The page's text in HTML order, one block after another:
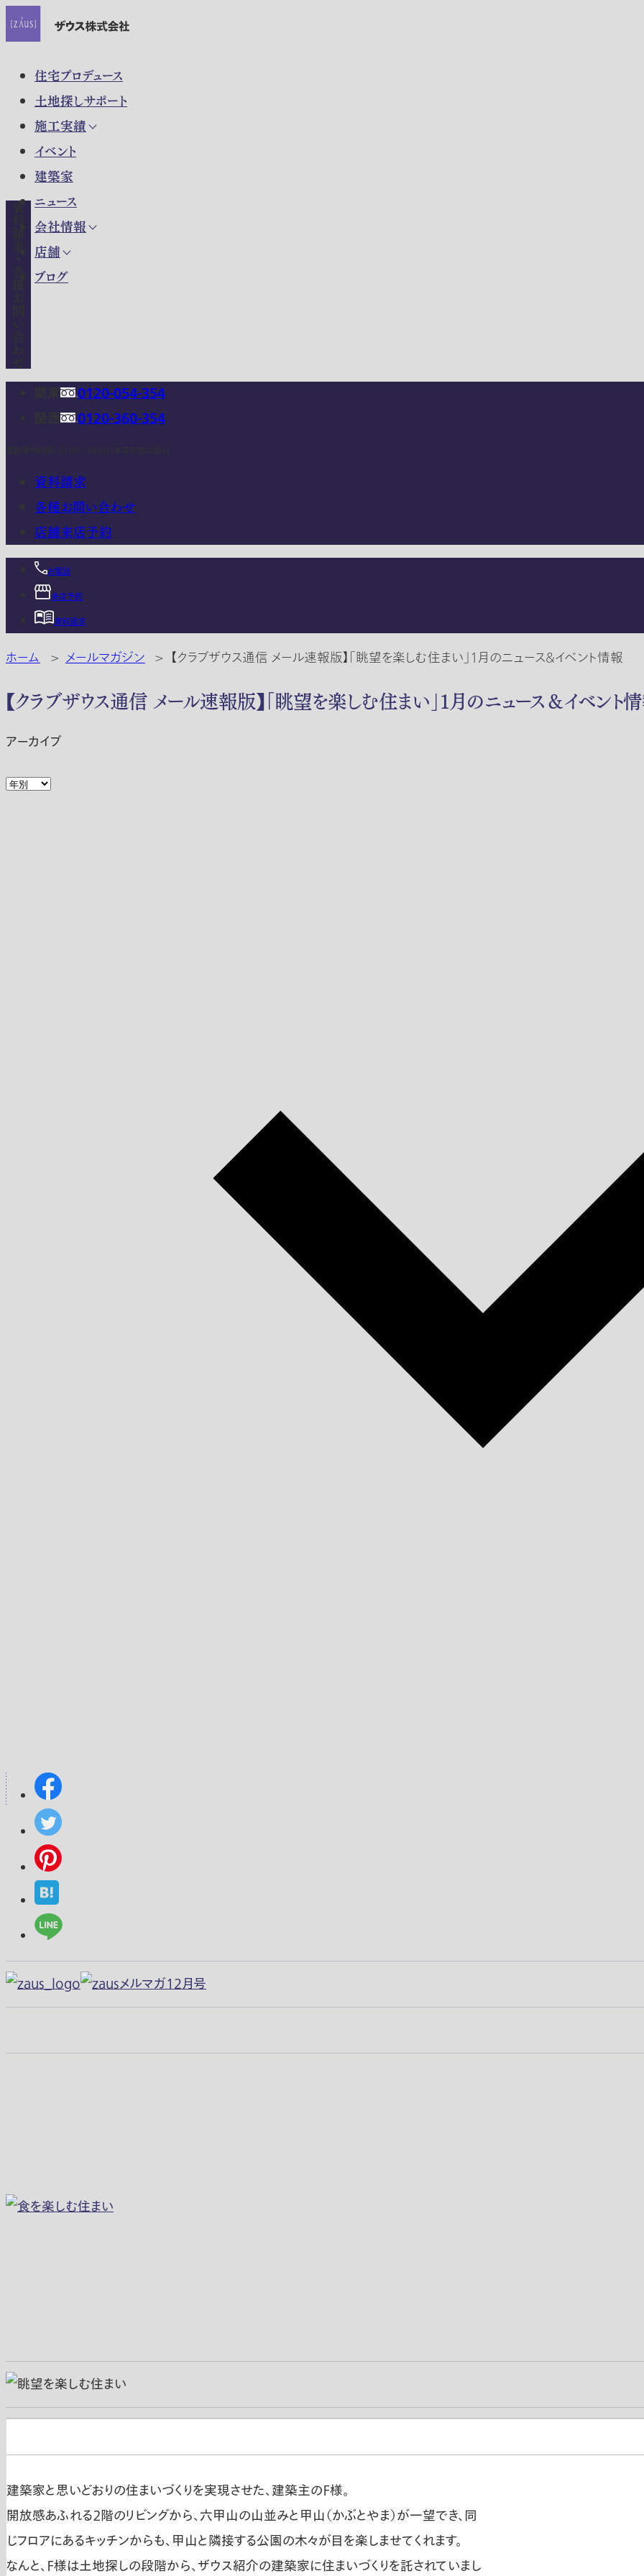
住宅プロデュース
土地探しサポート
施工実績
イベント
建築家
ニュース
会社情報
店舗
ブログ
0120-054-354
0120-360-354
資料請求
各種お問い合わせ
店舗来店予約
お電話
来店予約
資料請求
ホーム > メールマガジン > 【クラブザウス通信 メール速報版】「眺望を楽しむ住まい」１月のニュース＆イベント情報
【クラブザウス通信 メール速報版】「眺望を楽しむ住まい」１月のニュース＆イベント
アーカイブ
建築家と思いどおりの住まいづくりを実現させた、建築主のＦ様。
開放感あふれる２階のリビングから、六甲山の山並みと甲山（かぶとやま）が一望でき、同
じフロアにあるキッチンからも、甲山と隣接する公園の木々が目を楽しませてくれます。
なんと、Ｆ様は土地探しの段階から、ザウス紹介の建築家に住まいづくりを託されていまし